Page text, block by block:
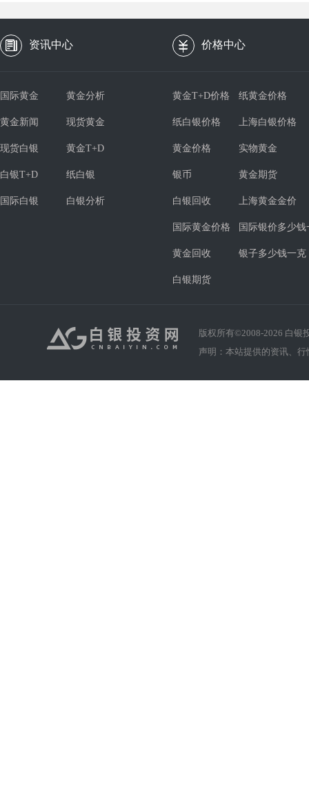
资讯中心 价格中心
国际黄金 黄金分析
黄金新闻 现货黄金
现货白银 黄金T+D
白银T+D 纸白银
国际白银 白银分析
黄金T+D价格 纸黄金价格
纸白银价格 上海白银价格
黄金价格 实物黄金
银币 黄金期货
白银回收 上海黄金金价
国际黄金价格 国际银价多少钱
黄金回收 银子多少钱一克
白银期货
版权所有©2008-2026 白银
声明：本站提供的资讯、